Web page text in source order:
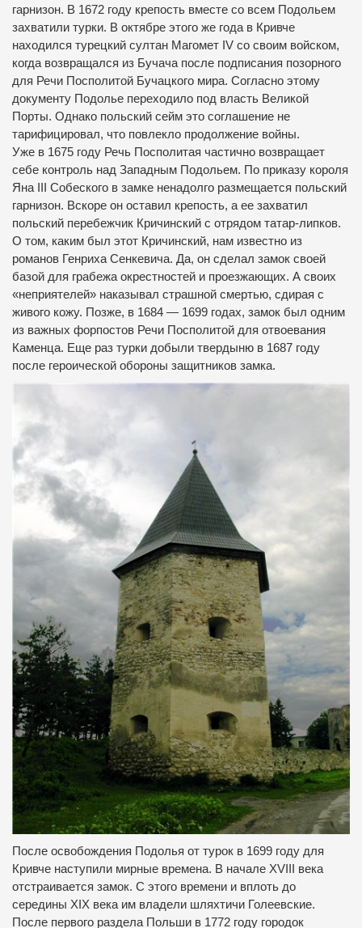
гарнизон. В 1672 году крепость вместе со всем Подольем
захватили турки. В октябре этого же года в Кривче
находился турецкий султан Магомет IV со своим войском,
когда возвращался из Бучача после подписания позорного
для Речи Посполитой Бучацкого мира. Согласно этому
документу Подолье переходило под власть Великой
Порты. Однако польский сейм это соглашение не
тарифицировал, что повлекло продолжение войны.
Уже в 1675 году Речь Посполитая частично возвращает
себе контроль над Западным Подольем. По приказу короля
Яна III Собеского в замке ненадолго размещается польский
гарнизон. Вскоре он оставил крепость, а ее захватил
польский перебежчик Кричинский с отрядом татар-липков.
О том, каким был этот Кричинский, нам известно из
романов Генриха Сенкевича. Да, он сделал замок своей
базой для грабежа окрестностей и проезжающих. А своих
«неприятелей» наказывал страшной смертью, сдирая с
живого кожу. Позже, в 1684 — 1699 годах, замок был одним
из важных форпостов Речи Посполитой для отвоевания
Каменца. Еще раз турки добыли твердыню в 1687 году
после героической обороны защитников замка.
После освобождения Подолья от турок в 1699 году для
Кривче наступили мирные времена. В начале XVIII века
отстраивается замок. С этого времени и вплоть до
середины XIX века им владели шляхтичи Голеевские.
После первого раздела Польши в 1772 году городок